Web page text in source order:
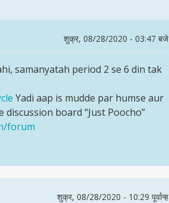
शुक्र, 08/28/2020 - 03:47 बजे
samanyatah period 2 se 6 din tak
Yadi aap is mudde par humse aur
board “Just Poocho”
forum
शुक्र, 08/28/2020 - 10:29 पूर्वान्ह